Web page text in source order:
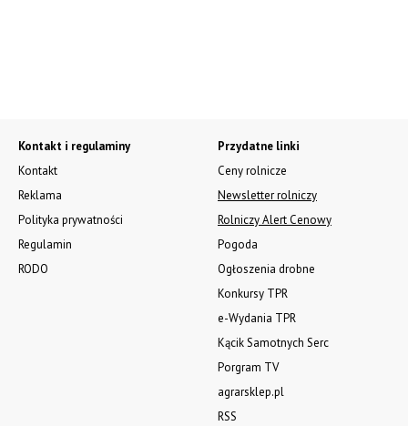
Kontakt i regulaminy
Kontakt
Reklama
Polityka prywatności
Regulamin
RODO
Przydatne linki
Ceny rolnicze
Newsletter rolniczy
Rolniczy Alert Cenowy
Pogoda
Ogłoszenia drobne
Konkursy TPR
e-Wydania TPR
Kącik Samotnych Serc
Porgram TV
agrarsklep.pl
RSS